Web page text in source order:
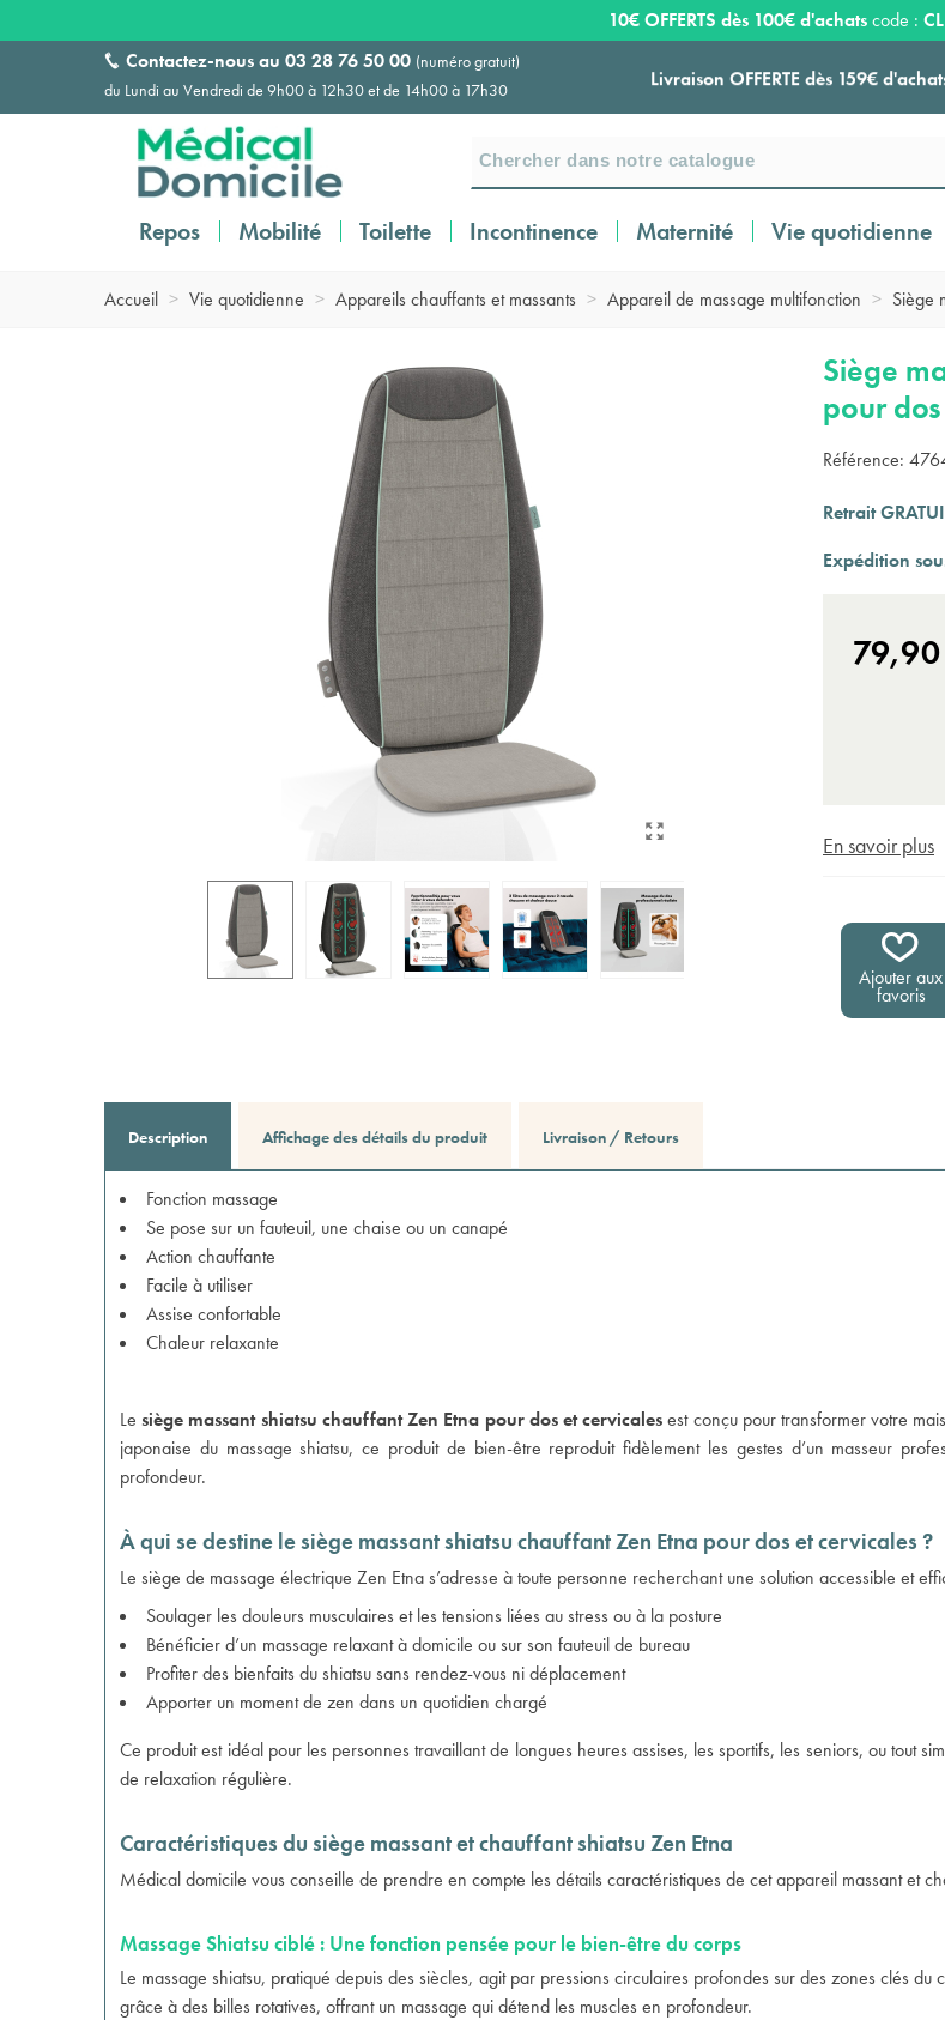
Livraison OFFERTE dès 159€
Payez en 3 ou 4 fois SANS FRAIS à
100€
Livraison OFFERTE dès 159€ d'achats
€
10€ OFFERTS dès 100€ d'achatscode :
Contactez-nous au 03 28 76 50 00 (numéro gratuit)
du Lundi au Vendredi de 9h00 à 12h30 et de 14h00 à 17h30
Repos Mobilité Toilette Incontinence Maternité Vie quotidienne
Accueil > Vie quotidienne > Appareils chauffants et massants > Appareil de massage multifonction > Siège
Siège
pour
Référence:
Retrait
Expédition
En savoir plus
Ajouter aux
favoris
Description Affichage des détails du produit Livraison / Retours
Fonction massage
Se pose sur un fauteuil, une chaise ou un canapé
Action chauffante
Facile à utiliser
Assise confortable
Chaleur relaxante
Le siège massant shiatsu chauffant Zen Etna pour dos et cervicalesest conçu pour transformer votre
japonaise du massage shiatsu, ce produit de bien-être reproduit fidèlement les gestes d’un masseur
profondeur.
À qui se destine le siège massant shiatsu chauffant Zen Etna pour dos et cervicales ?
Le siège de massage électrique Zen Etna s’adresse à toute personne recherchant une solution accessible et
Soulager les douleurs musculaires et les tensions liées au stress ou à la posture
Bénéficier d’un massage relaxant à domicile ou sur son fauteuil de bureau
Profiter des bienfaits du shiatsu sans rendez-vous ni déplacement
Apporter un moment de zen dans un quotidien chargé
Ce produit est idéal pour les personnes travaillant de longues heures assises, les sportifs, les seniors, ou tout
de relaxation régulière.
Caractéristiques du siège massant et chauffant shiatsu Zen Etna
Médical domicile vous conseille de prendre en compte les détails caractéristiques de cetappareil massant et
Massage Shiatsu ciblé : Une fonction pensée pour le bien-être du corps
Le massage shiatsu, pratiqué depuis des siècles, agit par pressions circulaires profondes sur des zones clés
grâce à des billes rotatives, offrant un massage qui détend les muscles en profondeur.